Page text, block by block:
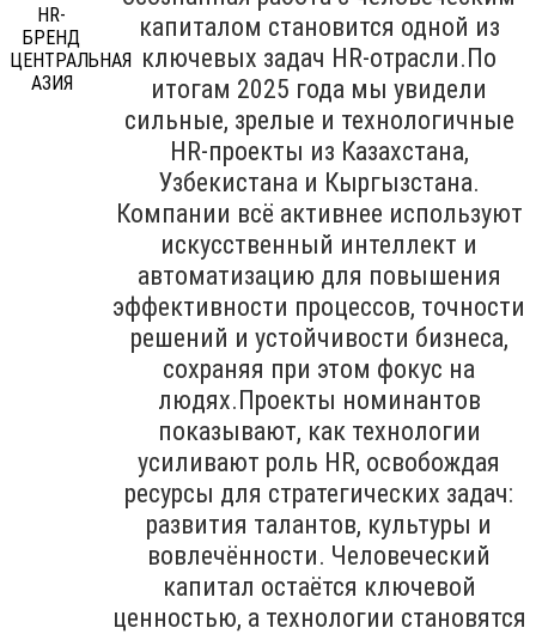
капиталом становится одной из
ключевых задач HR-отрасли.По
итогам 2025 года мы увидели
сильные, зрелые и технологичные
HR-проекты из Казахстана,
Узбекистана и Кыргызстана.
Компании всё активнее используют
искусственный интеллект и
автоматизацию для повышения
эффективности процессов, точности
решений и устойчивости бизнеса,
сохраняя при этом фокус на
людях.Проекты номинантов
показывают, как технологии
усиливают роль HR, освобождая
ресурсы для стратегических задач:
развития талантов, культуры и
вовлечённости. Человеческий
капитал остаётся ключевой
ценностью, а технологии становятся